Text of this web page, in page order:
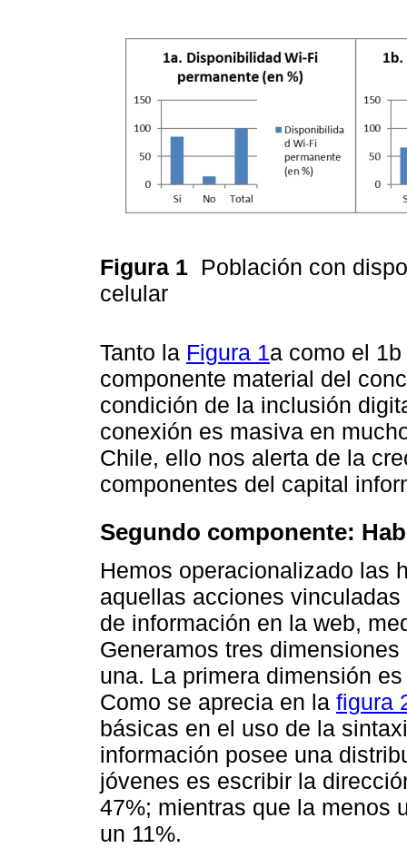
Figura 1 Población con
celular
Tanto la Figura 1a como el
componente material del
condición de la inclusión
conexión es masiva en
Chile, ello nos alerta de la
componentes del capital
Segundo componente:
Hemos operacionalizado las
aquellas acciones
de información en la web,
Generamos tres
una. La primera dimensión
Como se aprecia en la figura
básicas en el uso de la
información posee una
jóvenes es escribir la
47%; mientras que la menos
un 11%.